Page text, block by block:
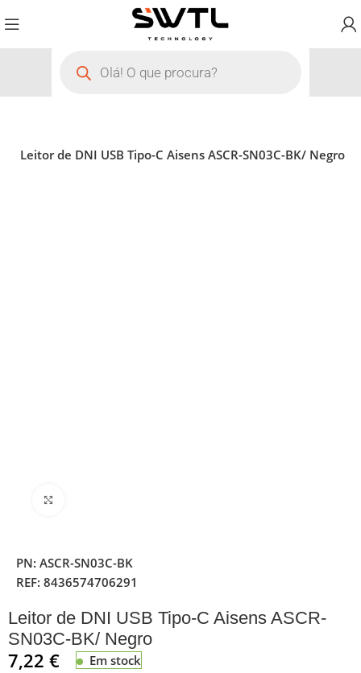
Leitor de DNI USB Tipo-C Aisens ASCR-SN03C-BK/ Negro
PN:ASCR-SN03C-BK
REF:8436574706291
Leitor de DNI USB Tipo-C Aisens ASCR-
SN03C-BK/ Negro
7,22€ Em stock